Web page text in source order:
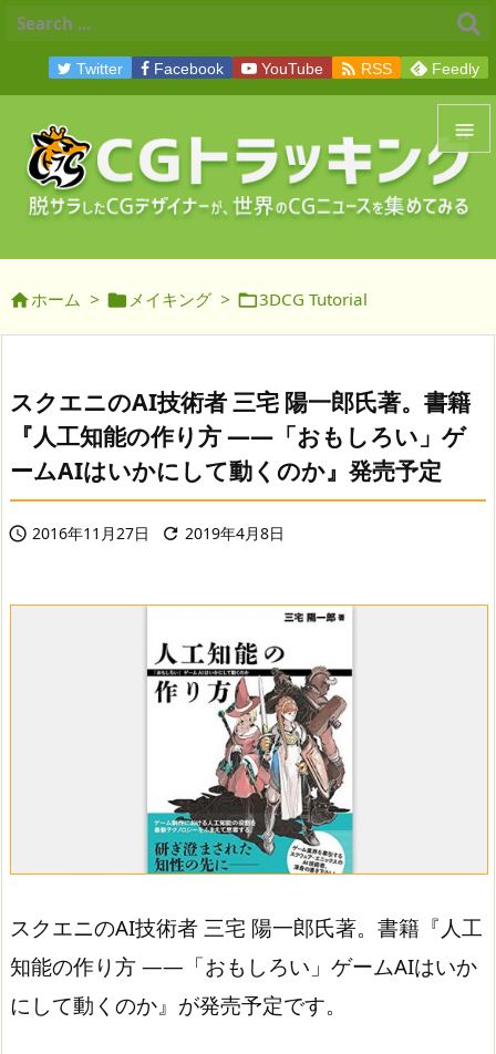


メニュ
前へ
次へ

検索
Twitter Facebook YouTube  RSS Feedly
ホーム >  メイキング > 3DCG Tutorial
スクエニのAI技術者 三宅 陽一郎氏著。書籍
『人工知能の作り方 ――「おもしろい」ゲ
ームAIはいかにして動くのか』発売予定
 2016年11月27日  2019年4月8日
スクエニのAI技術者 三宅 陽一郎氏著。書籍『人工
知能の作り方 ――「おもしろい」ゲームAIはいか
にして動くのか』が発売予定です。